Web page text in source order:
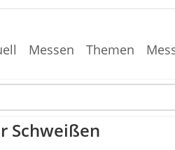
Messen Themen
Schweißen